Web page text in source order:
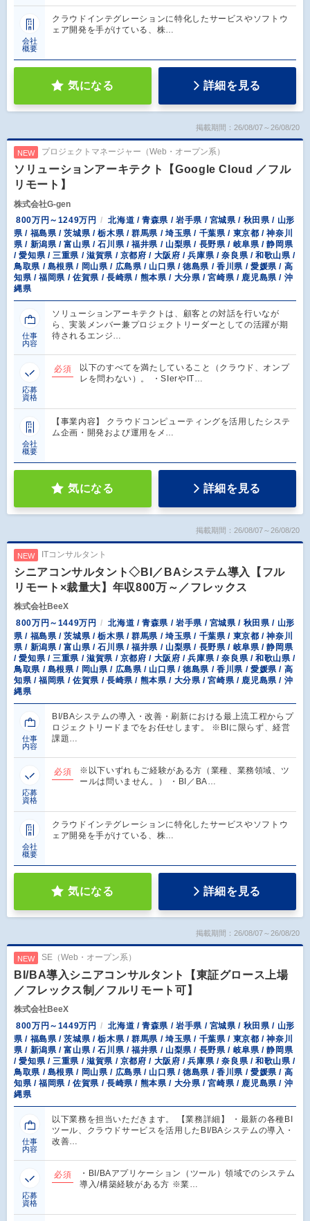
会社
概要
クラウドインテグレーションに特化したサービスやソフトウ
ェア開発を手がけている、株…
気になる 詳細を見る
掲載期間：26/08/07～26/08/20
NEW プロジェクトマネージャー（Web・オープン系）
ソリューションアーキテクト【Google Cloud ／フル
リモート】
株式会社G-gen
800万円～1249万円
北海道 / 青森県 / 岩手県 / 宮城県 / 秋田県 / 山形
県 / 福島県 / 茨城県 / 栃木県 / 群馬県 / 埼玉県 / 千葉県 / 東京都 / 神奈川
県 / 新潟県 / 富山県 / 石川県 / 福井県 / 山梨県 / 長野県 / 岐阜県 / 静岡県
/ 愛知県 / 三重県 / 滋賀県 / 京都府 / 大阪府 / 兵庫県 / 奈良県 / 和歌山県 /
鳥取県 / 島根県 / 岡山県 / 広島県 / 山口県 / 徳島県 / 香川県 / 愛媛県 / 高
知県 / 福岡県 / 佐賀県 / 長崎県 / 熊本県 / 大分県 / 宮崎県 / 鹿児島県 / 沖
縄県
仕事
内容
ソリューションアーキテクトは、顧客との対話を行いなが
ら、実装メンバー兼プロジェクトリーダーとしての活躍が期
待されるエンジ…
応募
資格
必須
以下のすべてを満たしていること（クラウド、オンプ
レを問わない）。 ・SIerやIT…
会社
概要
【事業内容】 クラウドコンピューティングを活用したシステ
ム企画・開発および運用をメ…
気になる 詳細を見る
掲載期間：26/08/07～26/08/20
NEW ITコンサルタント
シニアコンサルタント◇BI／BAシステム導入【フル
リモート×裁量大】年収800万～／フレックス
株式会社BeeX
800万円～1449万円
北海道 / 青森県 / 岩手県 / 宮城県 / 秋田県 / 山形
県 / 福島県 / 茨城県 / 栃木県 / 群馬県 / 埼玉県 / 千葉県 / 東京都 / 神奈川
県 / 新潟県 / 富山県 / 石川県 / 福井県 / 山梨県 / 長野県 / 岐阜県 / 静岡県
/ 愛知県 / 三重県 / 滋賀県 / 京都府 / 大阪府 / 兵庫県 / 奈良県 / 和歌山県 /
鳥取県 / 島根県 / 岡山県 / 広島県 / 山口県 / 徳島県 / 香川県 / 愛媛県 / 高
知県 / 福岡県 / 佐賀県 / 長崎県 / 熊本県 / 大分県 / 宮崎県 / 鹿児島県 / 沖
縄県
仕事
内容
BI/BAシステムの導入・改善・刷新における最上流工程からプ
ロジェクトリードまでをお任せします。 ※BIに限らず、経営
課題…
応募
資格
必須
※以下いずれもご経験がある方（業種、業務領域、ツ
ールは問いません。） ・BI／BA…
会社
概要
クラウドインテグレーションに特化したサービスやソフトウ
ェア開発を手がけている、株…
気になる 詳細を見る
掲載期間：26/08/07～26/08/20
NEW SE（Web・オープン系）
BI/BA導入シニアコンサルタント【東証グロース上場
／フレックス制／フルリモート可】
株式会社BeeX
800万円～1449万円
北海道 / 青森県 / 岩手県 / 宮城県 / 秋田県 / 山形
県 / 福島県 / 茨城県 / 栃木県 / 群馬県 / 埼玉県 / 千葉県 / 東京都 / 神奈川
県 / 新潟県 / 富山県 / 石川県 / 福井県 / 山梨県 / 長野県 / 岐阜県 / 静岡県
/ 愛知県 / 三重県 / 滋賀県 / 京都府 / 大阪府 / 兵庫県 / 奈良県 / 和歌山県 /
鳥取県 / 島根県 / 岡山県 / 広島県 / 山口県 / 徳島県 / 香川県 / 愛媛県 / 高
知県 / 福岡県 / 佐賀県 / 長崎県 / 熊本県 / 大分県 / 宮崎県 / 鹿児島県 / 沖
縄県
仕事
内容
以下業務を担当いただきます。 【業務詳細】 ・最新の各種BI
ツール、クラウドサービスを活用したBI/BAシステムの導入・
改善…
応募
資格
必須
・BI/BAアプリケーション（ツール）領域でのシステム
導入/構築経験がある方 ※業…